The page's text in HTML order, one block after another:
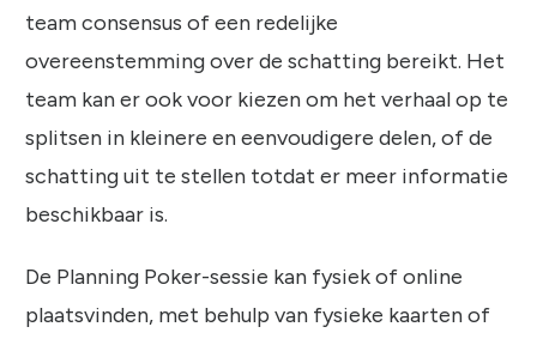
team consensus of een redelijke
overeenstemming over de schatting bereikt. Het
team kan er ook voor kiezen om het verhaal op te
splitsen in kleinere en eenvoudigere delen, of de
schatting uit te stellen totdat er meer informatie
beschikbaar is.
De Planning Poker-sessie kan fysiek of online
plaatsvinden, met behulp van fysieke kaarten of